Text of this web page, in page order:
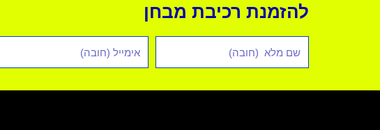
להזמנת רכיבת מבחן
מלא